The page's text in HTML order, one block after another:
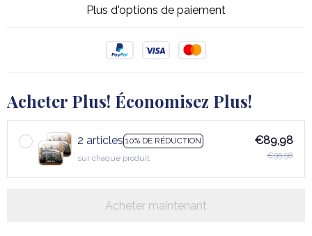
Plus d'options de paiement
Acheter Plus! Économisez Plus!
2 articles 10% DE RÉDUCTION
sur chaque produit
€89,98
€99,98
Acheter maintenant